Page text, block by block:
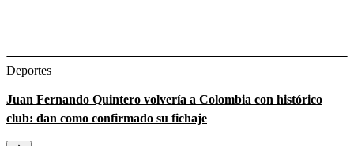
Deportes
Juan Fernando Quintero volvería a Colombia con histórico
club: dan como confirmado su fichaje